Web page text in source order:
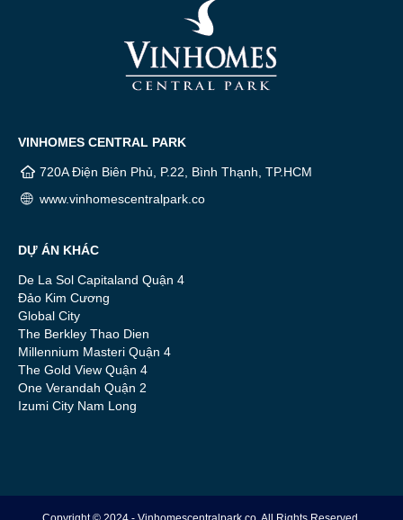
VINHOMES CENTRAL PARK
720A Điện Biên Phủ, P.22, Bình Thạnh, TP.HCM
www.vinhomescentralpark.co
DỰ ÁN KHÁC
De La Sol Capitaland Quận 4
Đảo Kim Cương
Global City
The Berkley Thao Dien
Millennium Masteri Quận 4
The Gold View Quận 4
One Verandah Quận 2
Izumi City Nam Long